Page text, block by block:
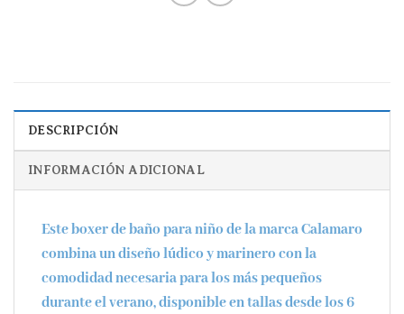
DESCRIPCIÓN
INFORMACIÓN ADICIONAL
Esteboxer de bañopara niño de la marcaCalamaro
combina un diseño lúdico y marinero con la
comodidad necesaria para los más pequeños
durante el verano, disponible en tallas desde los6